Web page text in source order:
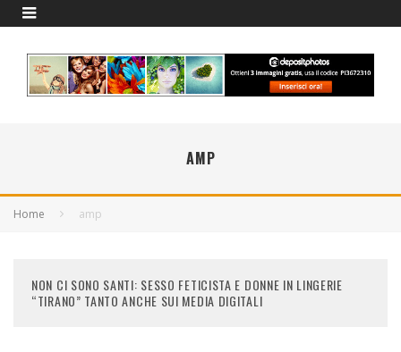
AMP
Home amp
NON CI SONO SANTI: SESSO FETICISTA E DONNE IN LINGERIE
“TIRANO” TANTO ANCHE SUI MEDIA DIGITALI